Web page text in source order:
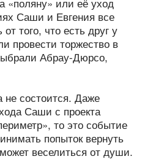
Саши и Евгения все
того, что есть друг у
провести торжество в
Абрау-Дюрсо,
не состоится. Даже
Саши с проекта
то это событие
попыток вернуть
веселиться от души.